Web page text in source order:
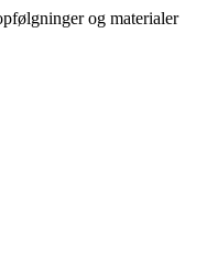
og materialer